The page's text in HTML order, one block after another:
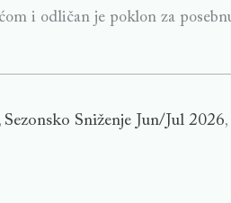
i odličan je poklon za
, Sezonsko Sniženje Jun/Jul 2026,